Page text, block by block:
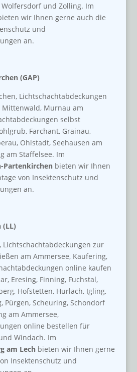
und Zolling. Im
wir Ihnen gerne auch die
und
an.
(GAP)
Lichtschachtabdeckungen
Murnau am
selbst
Farchant, Grainau,
Ohlstadt, Seehausen am
am Staffelsee. Im
Partenkirchen bieten wir Ihnen
von Insektenschutz und
an.
(LL)
Lichtschachtabdeckungen zur
am Ammersee, Kaufering,
online kaufen
Eresing, Finning, Fuchstal,
Hofstetten, Hurlach, Igling,
Pürgen, Scheuring, Schondorf
am Ammersee,
online bestellen für
Windach. Im
am Lech bieten wir Ihnen gerne
Insektenschutz und